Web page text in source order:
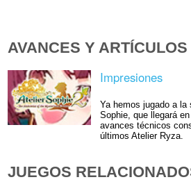
AVANCES Y ARTÍCULOS
Impresiones
Ya hemos jugado a la
Sophie, que llegará
avances técnicos
últimos Atelier Ryza.
JUEGOS